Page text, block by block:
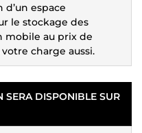
d’un espace
le stockage des
mobile au prix de
charge aussi.
SERA DISPONIBLE SUR